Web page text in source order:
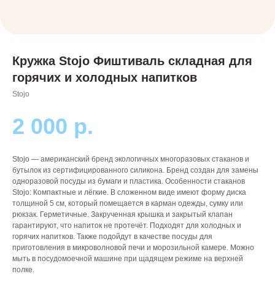
Кружка Stojo Фиштиваль складная для
горячих и холодных напитков
Stojo
2 000 р.
Stojo — американский бренд экологичных многоразовых стаканов и
бутылок из сертифицированного силикона. Бренд создан для замены
одноразовой посуды из бумаги и пластика. Особенности стаканов
Stojo: Компактные и лёгкие. В сложенном виде имеют форму диска
толщиной 5 см, который помещается в карман одежды, сумку или
рюкзак. Герметичные. Закрученная крышка и закрытый клапан
гарантируют, что напиток не протечёт. Подходят для холодных и
горячих напитков. Также подойдут в качестве посуды для
приготовления в микроволновой печи и морозильной камере. Можно
мыть в посудомоечной машине при щадящем режиме на верхней
полке.